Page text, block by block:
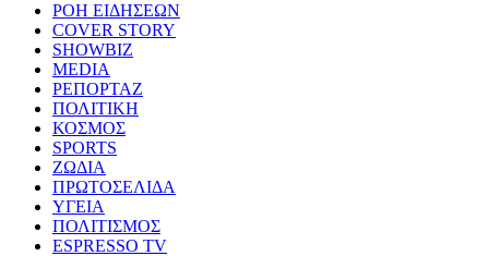
ΡΟΗ ΕΙΔΗΣΕΩΝ
COVER STORY
SHOWBIZ
MEDIA
ΡΕΠΟΡΤΑΖ
ΠΟΛΙΤΙΚΗ
ΚΟΣΜΟΣ
SPORTS
ΖΩΔΙΑ
ΠΡΩΤΟΣΕΛΙΔΑ
ΥΓΕΙΑ
ΠΟΛΙΤΙΣΜΟΣ
ESPRESSO TV